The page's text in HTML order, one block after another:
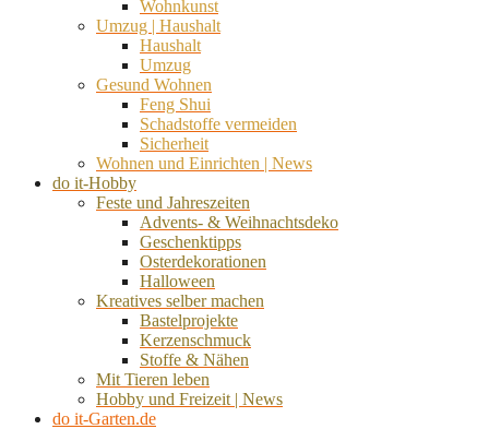
Wohnkunst
Umzug | Haushalt
Haushalt
Umzug
Gesund Wohnen
Feng Shui
Schadstoffe vermeiden
Sicherheit
Wohnen und Einrichten | News
do it-Hobby
Feste und Jahreszeiten
Advents- & Weihnachtsdeko
Geschenktipps
Osterdekorationen
Halloween
Kreatives selber machen
Bastelprojekte
Kerzenschmuck
Stoffe & Nähen
Mit Tieren leben
Hobby und Freizeit | News
do it-Garten.de